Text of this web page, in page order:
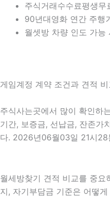
주식거래수수료평생
90년대영화 연간 주행
월셋방 차량 인도 가
게임계정 계약 조건과 견적
주식사는곳에서 많이 확인하
기간, 보증금, 선납금, 잔존가
다. 2026년06월03일 21시28
월세방찾기 견적 비교를 중
지, 자기부담금 기준은 어떻